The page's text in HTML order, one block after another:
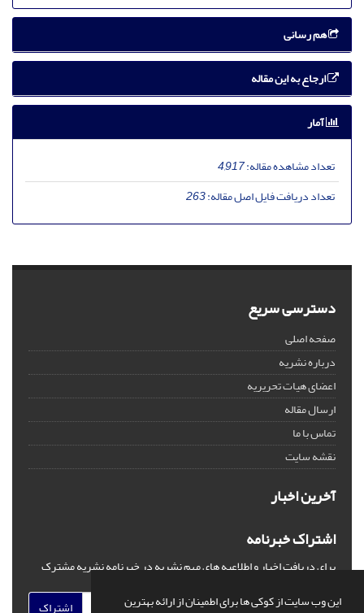
این وب سایت از کوکی ها برای اطمینان از ارائه بهترین
هم رسانی
ارجاع به این مقاله
آمار
تعداد مشاهده مقاله:4,917
تعداد دریافت فایل اصل مقاله:263
دسترسی سریع
صفحه اصلی
درباره نشریه
اعضای هیات تحریریه
ارسال مقاله
تماس با ما
نقشه سایت
آخرین اخبار
اشتراک خبرنامه
برای دریافت اخبار و اطلاعیه های مهم نشریه در خبرنامه نشریه مشترک
اشتراک